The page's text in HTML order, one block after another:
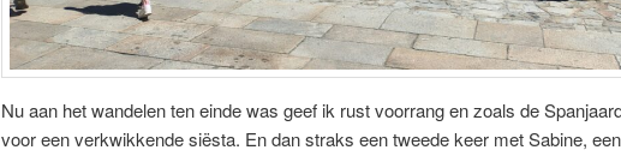
Nu aan het wandelen ten einde was geef ik rust voorrang en zoals de
voor een verkwikkende siësta. En dan straks een tweede keer met Sabine,